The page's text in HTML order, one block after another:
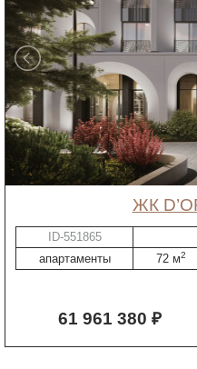
ЖК
ID-551865
апартаменты
72 м2
61 961 380 ₽